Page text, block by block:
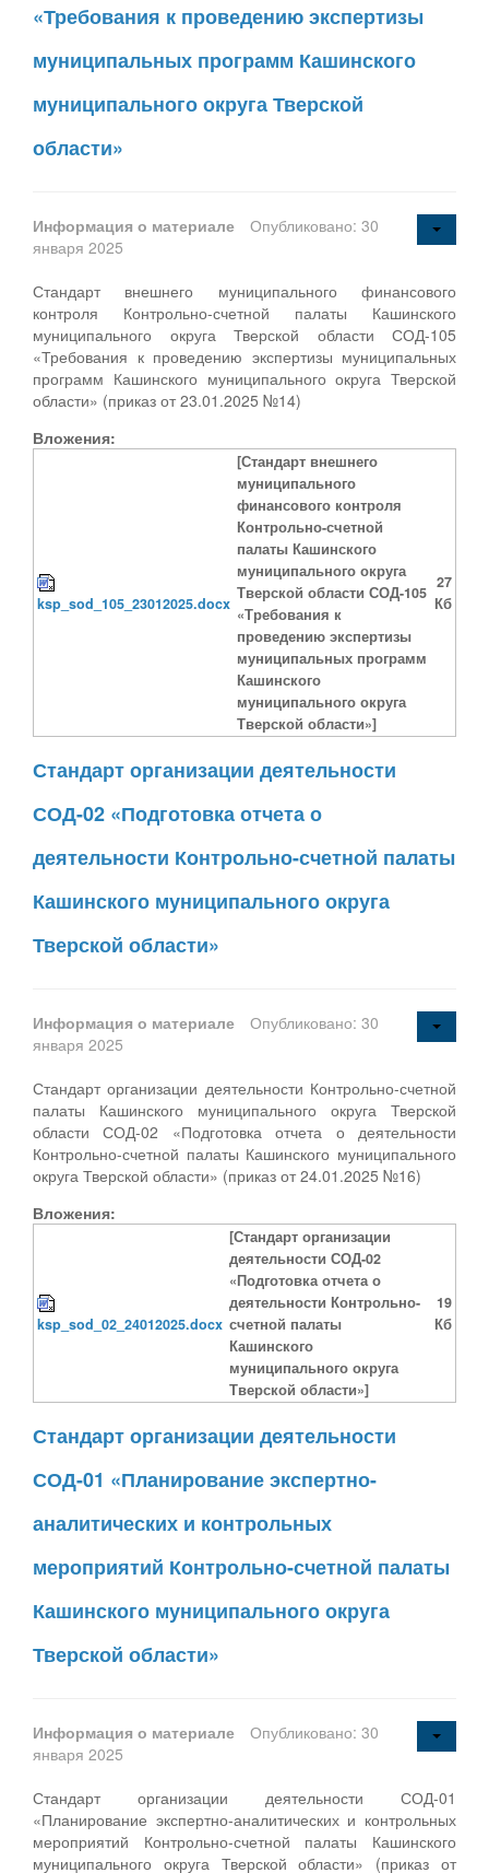
«Требования к проведению экспертизы
муниципальных программ Кашинского
муниципального округа Тверской
области»
Информация о материале
Опубликовано: 30
января 2025
Стандарт внешнего муниципального финансового
контроля Контрольно-счетной палаты Кашинского
муниципального округа Тверской области СОД-105
«Требования к проведению экспертизы муниципальных
программ Кашинского муниципального округа Тверской
области» (приказ от 23.01.2025 №14)
Вложения:
ksp_sod_105_23012025.docx
[Стандарт внешнего
муниципального
финансового контроля
Контрольно-счетной
палаты Кашинского
муниципального округа
Тверской области СОД-105
«Требования к
проведению экспертизы
муниципальных программ
Кашинского
муниципального округа
Тверской области»]
27
Кб
Стандарт организации деятельности
СОД-02 «Подготовка отчета о
деятельности Контрольно-счетной палаты
Кашинского муниципального округа
Тверской области»
Информация о материале
Опубликовано: 30
января 2025
Стандарт организации деятельности Контрольно-счетной
палаты Кашинского муниципального округа Тверской
области СОД-02 «Подготовка отчета о деятельности
Контрольно-счетной палаты Кашинского муниципального
округа Тверской области» (приказ от 24.01.2025 №16)
Вложения:
ksp_sod_02_24012025.docx
[Стандарт организации
деятельности СОД-02
«Подготовка отчета о
деятельности Контрольно-
счетной палаты
Кашинского
муниципального округа
Тверской области»]
19
Кб
Стандарт организации деятельности
СОД-01 «Планирование экспертно-
аналитических и контрольных
мероприятий Контрольно-счетной палаты
Кашинского муниципального округа
Тверской области»
Информация о материале
Опубликовано: 30
января 2025
Стандарт организации деятельности СОД-01
«Планирование экспертно-аналитических и контрольных
мероприятий Контрольно-счетной палаты Кашинского
муниципального округа Тверской области» (приказ от